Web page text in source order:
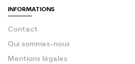
INFORMATIONS
Contact
Qui sommes-nous
Mentions légales